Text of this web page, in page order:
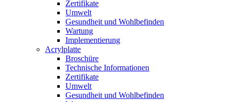
Zertifikate
Umwelt
Gesundheit und Wohlbefinden
Wartung
Implementierung
Acrylplatte
Broschüre
Technische Informationen
Zertifikate
Umwelt
Gesundheit und Wohlbefinden